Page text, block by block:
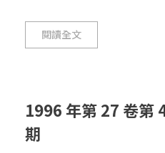
閱讀全文
1996 年第 27 卷第
期